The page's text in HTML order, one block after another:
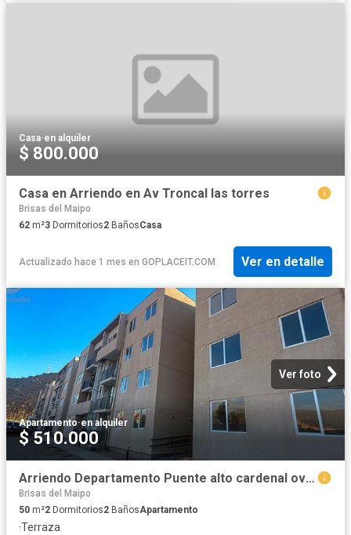
Casa·en alquiler
$ 800.000
Casa en Arriendo en Av Troncal las torres
Brisas del Maipo
62 m²3 Dormitorios2 BañosCasa
Actualizado hace 1 mes en GOPLACEIT.COM Ver en detalle
Ver foto
Apartamento·en alquiler
$ 510.000
Arriendo Departamento Puente alto cardenal oviedo con av troncal las torres
Brisas del Maipo
50 m²2 Dormitorios2 BañosApartamento
·Terraza